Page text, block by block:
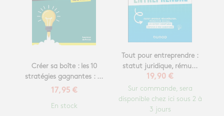
Créer sa boîte : les 10
stratégies gagnantes : ...
17,95 €
En stock
Tout pour entreprendre :
statut juridique, rému...
19,90 €
Sur commande, sera
disponible chez ici sous 2 à
3 jours